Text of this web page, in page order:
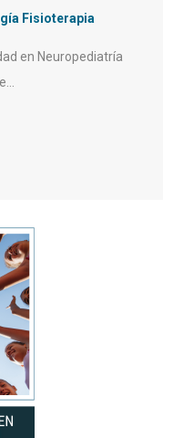
Fisioterapia
en Neuropediatría